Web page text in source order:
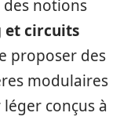
notions
et circuits
proposer des
modulaires
conçus à